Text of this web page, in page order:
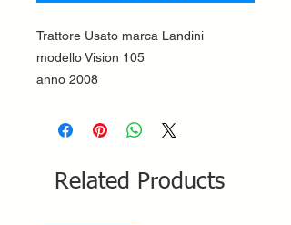
Trattore Usato marca Landini
modello Vision 105
anno 2008
Related Products